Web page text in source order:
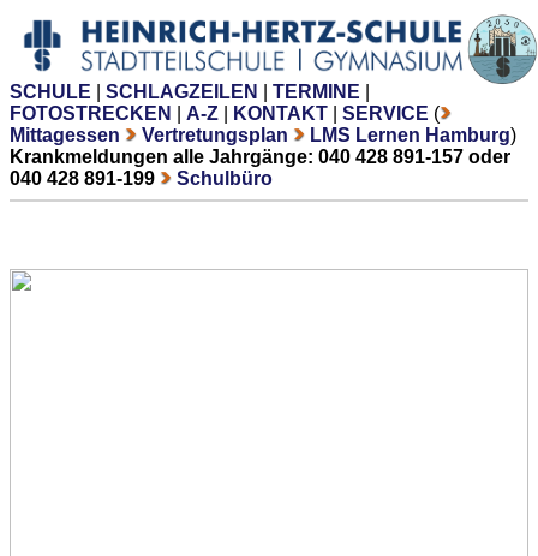
SCHULE SCHLAGZEILEN TERMINE
FOTOSTRECKEN
A-Z KONTAKT SERVICE (
Mittagessen
Vertretungsplan LMS Lernen Hamburg)
Krankmeldungen alle Jahrgänge: 040 428 891-157 oder
040 428 891-199
Schulbüro